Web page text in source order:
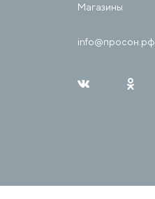
Магазины
info@просон.рф